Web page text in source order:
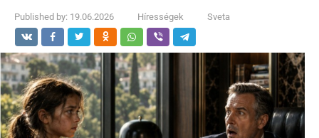
Published by: 19.06.2026 Hírességek Sveta